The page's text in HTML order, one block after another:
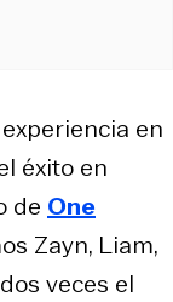
en
éxito en
de One
Zayn, Liam,
veces el